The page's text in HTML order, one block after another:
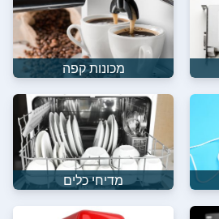
מכונות קפה
מדיחי כלים